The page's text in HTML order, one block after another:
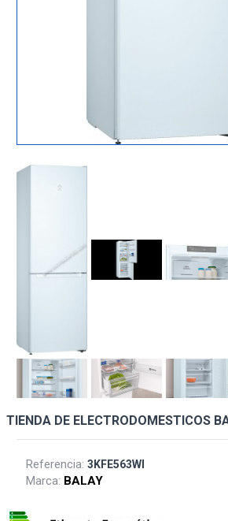
TIENDA DE ELECTRODOMESTICOS
Referencia:3KFE563WI
Marca: BALAY